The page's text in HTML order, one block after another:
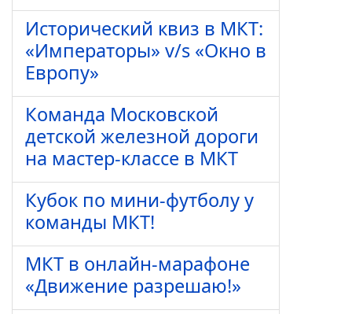
Исторический квиз в МКТ:
«Императоры» v/s «Окно в
Европу»
Команда Московской
детской железной дороги
на мастер-классе в МКТ
Кубок по мини-футболу у
команды МКТ!
МКТ в онлайн-марафоне
«Движение разрешаю!»